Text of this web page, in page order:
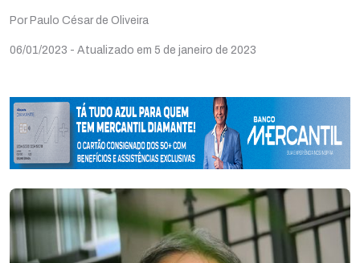
Por Paulo César de Oliveira
06/01/2023 - Atualizado em 5 de janeiro de 2023